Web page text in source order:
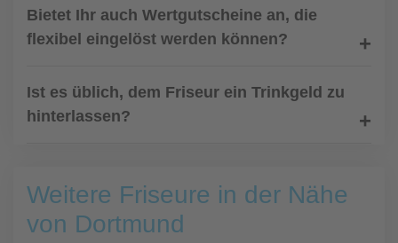
Bietet Ihr auch Wertgutscheine an, die
flexibel eingelöst werden können?
Ist es üblich, dem Friseur ein Trinkgeld zu
hinterlassen?
Weitere Friseure in der Nähe
von Dortmund